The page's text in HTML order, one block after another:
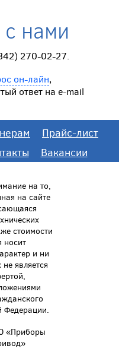
с нами
270-02-27.
он-лайн,
ответ на e-mail
Прайс-лист
Вакансии
на то,
на сайте
стоимости
носит
и ни
является
Федерации.
«Приборы